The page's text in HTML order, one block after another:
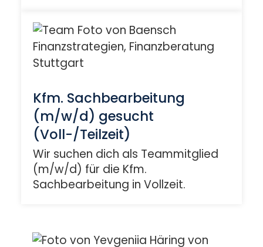
Kfm. Sachbearbeitung
(m/w/d) gesucht
(Voll-/Teilzeit)
Wir suchen dich als Teammitglied
(m/w/d) für die Kfm.
Sachbearbeitung in Vollzeit.